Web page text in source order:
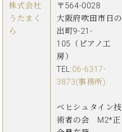
株式会社
うたまく
ら.
〒564-0028
大阪府吹田市日の
出町9-21-
105（ピアノ工
房）
TEL:06-6317-
3873(事務所)
ベヒシュタイン技
術者の会 M2*正